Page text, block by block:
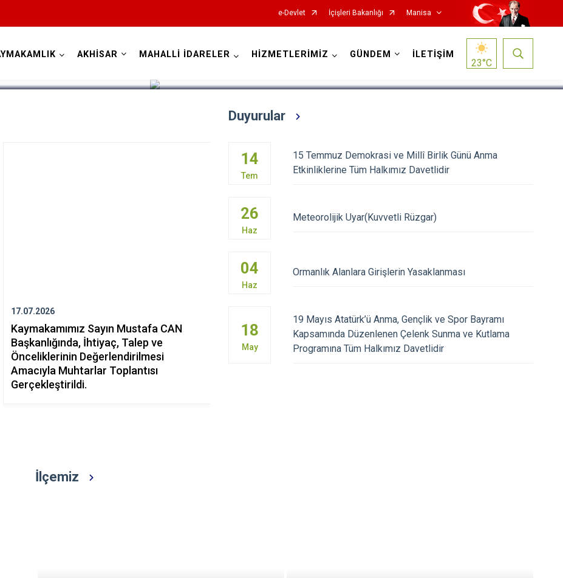
e-Devlet İçişleri Bakanlığı Manisa
Ahmetli
Alaşehir
Demirci
Gördes
Kula
Salihli
Saruhanlı
Turgutlu
Yunusemre
AKHİSAR MAHALLİ İDARELER HİZMETLERİMİZ GÜNDEM İLETİŞİM
23°C
17.07.2026
Kaymakamımız Sayın Mustafa CAN
Başkanlığında, İhtiyaç, Talep ve
Önceliklerinin Değerlendirilmesi
Amacıyla Muhtarlar Toplantısı
Gerçekleştirildi.
15 Temmuz Demokrasi ve Millî Birlik
Günü Kapsamında Kaymakamımız
Şehitlerimizin Kıymetli Ailelerini Ziyaret
15 Temmuz
Duyurular
14
Tem
15 Temmuz Demokrasi ve Millî Birlik Günü Anma
Etkinliklerine Tüm Halkımız Davetlidir
26
Haz
Meteorolijik Uyar(Kuvvetli Rüzgar)
04
Haz
Ormanlık Alanlara Girişlerin Yasaklanması
18
May
19 Mayıs Atatürk’ü Anma, Gençlik ve Spor Bayramı
Kapsamında Düzenlenen Çelenk Sunma ve Kutlama
Programına Tüm Halkımız Davetlidir
İlçemiz